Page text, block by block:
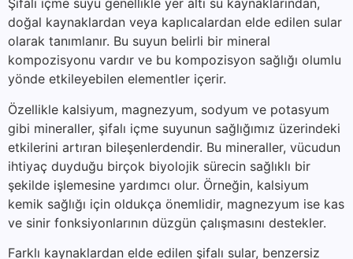
Şifalı içme suyu genellikle yer altı su kaynaklarından,
doğal kaynaklardan veya kaplıcalardan elde edilen sular
olarak tanımlanır. Bu suyun belirli bir mineral
kompozisyonu vardır ve bu kompozisyon sağlığı olumlu
yönde etkileyebilen elementler içerir.
Özellikle kalsiyum, magnezyum, sodyum ve potasyum
gibi mineraller, şifalı içme suyunun sağlığımız üzerindeki
etkilerini artıran bileşenlerdendir. Bu mineraller, vücudun
ihtiyaç duyduğu birçok biyolojik sürecin sağlıklı bir
şekilde işlemesine yardımcı olur. Örneğin, kalsiyum
kemik sağlığı için oldukça önemlidir, magnezyum ise kas
ve sinir fonksiyonlarının düzgün çalışmasını destekler.
Farklı kaynaklardan elde edilen şifalı sular, benzersiz